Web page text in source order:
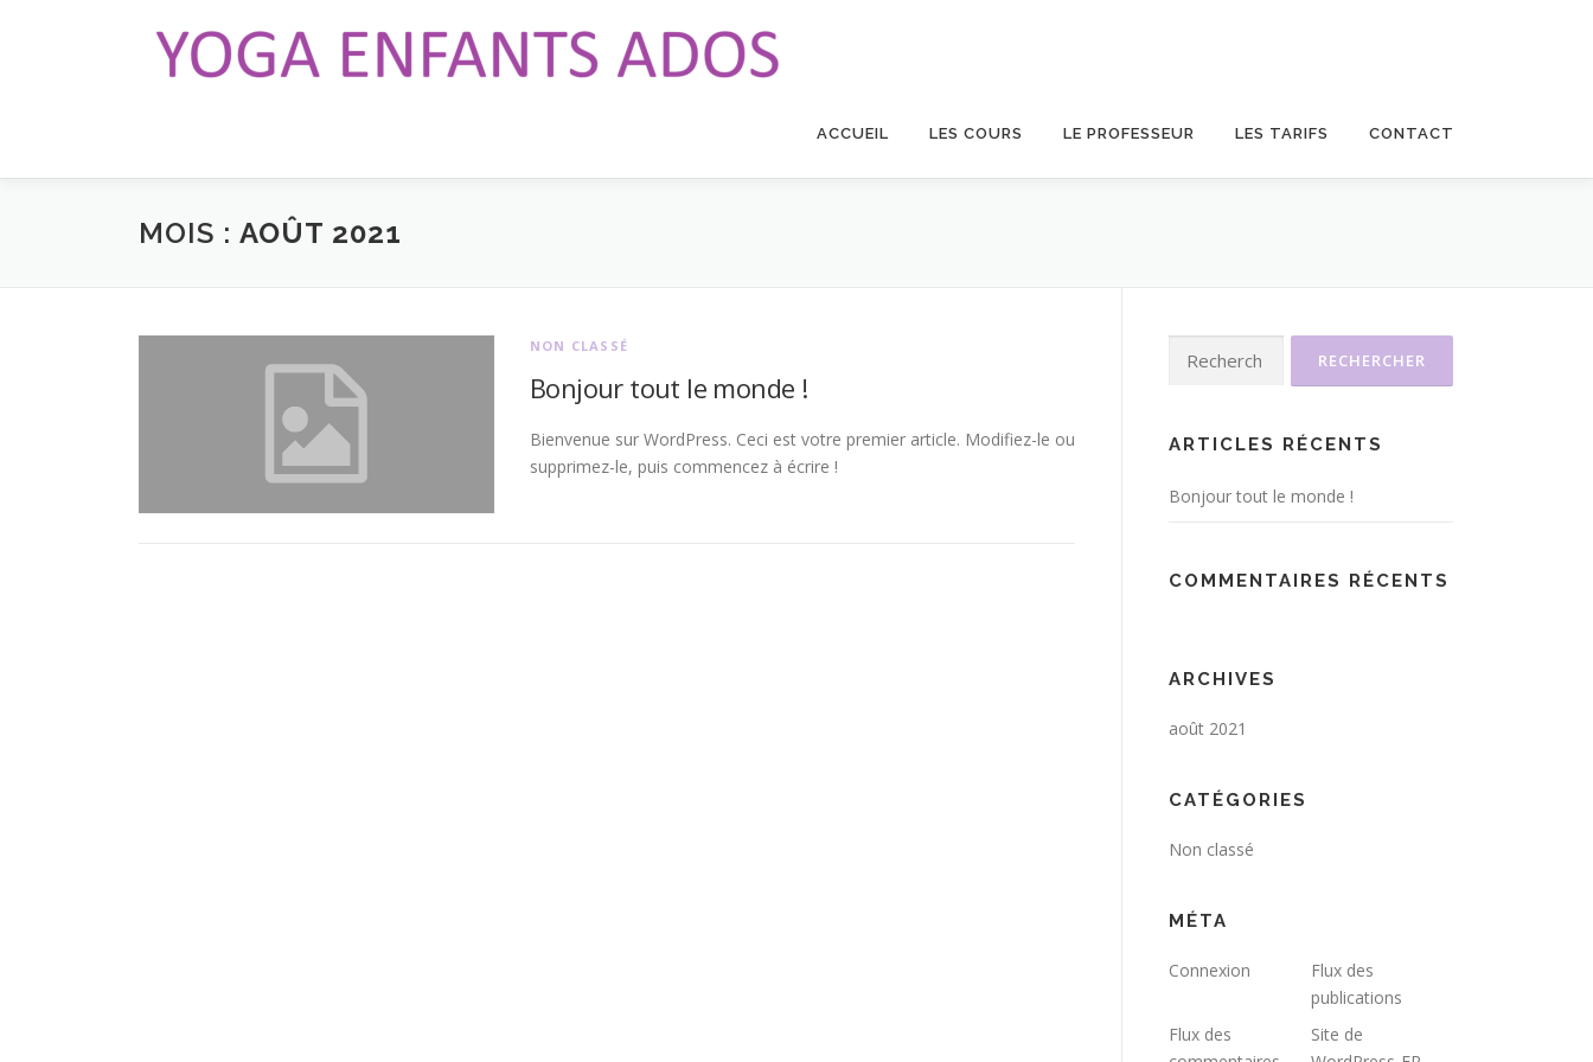
ACCUEIL LES COURS LE PROFESSEUR LES TARIFS CONTACT
MOIS : AOÛT 2021
NON CLASSÉ
Bonjour tout le monde !
Bienvenue sur WordPress. Ceci est votre premier article. Modifiez-le ou
supprimez-le, puis commencez à écrire !
ARTICLES RÉCENTS
Bonjour tout le monde !
COMMENTAIRES RÉCENTS
ARCHIVES
août 2021
CATÉGORIES
Non classé
MÉTA
Connexion
Flux des
publications
Flux des
Site de